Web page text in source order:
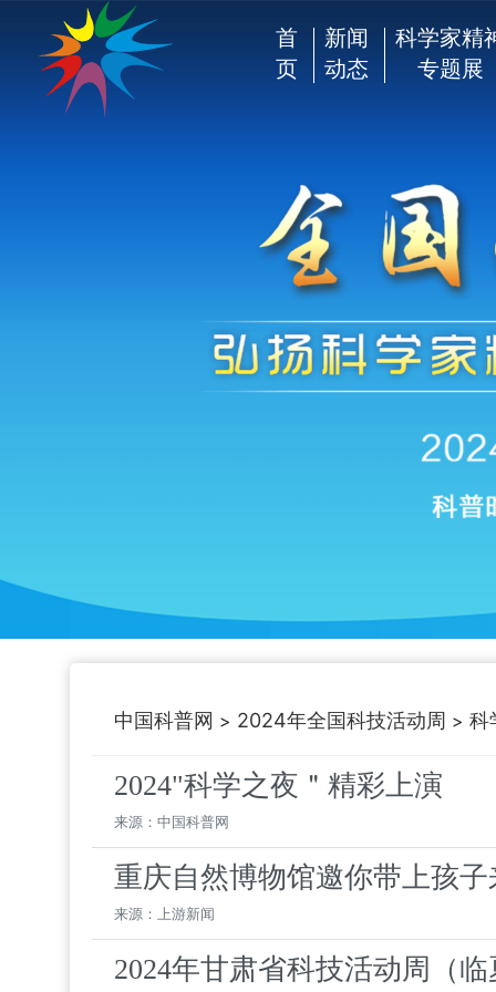
首
页
新闻
动态
科学家精
专题展
中国科普网 > 2024年全国科技活动周 > 科
2024"科学之夜＂精彩上演
来源：中国科普网
重庆自然博物馆邀你带上孩
来源：上游新闻
2024年甘肃省科技活动周（